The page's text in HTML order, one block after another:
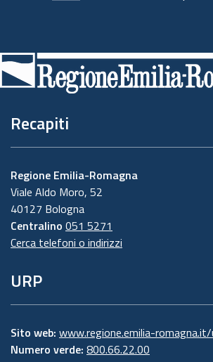
di
pagina
Recapiti
Regione Emilia-Romagna
Viale Aldo Moro, 52
40127 Bologna
Centralino 051 5271
Cerca telefoni o indirizzi
URP
Sito web: www.regione.emilia-
Numero verde: 800.66.22.00